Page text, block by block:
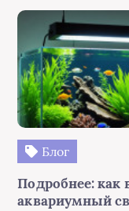
Блог
Подробнее: как
аквариумный